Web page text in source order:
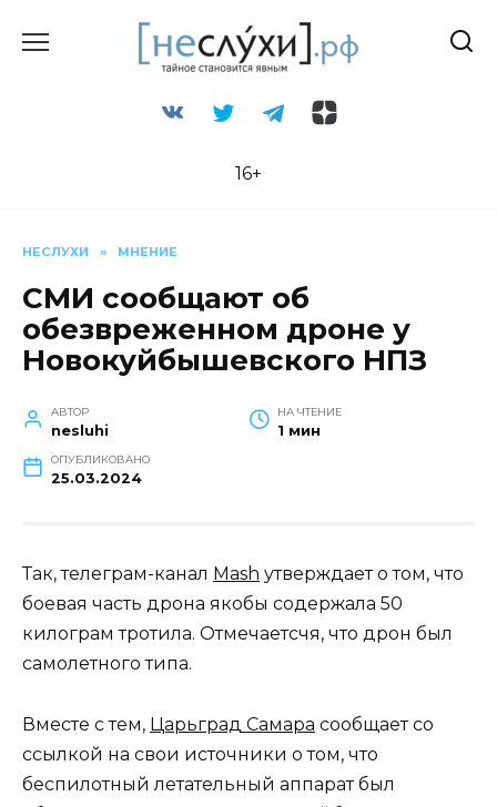
16+
НЕСЛУХИ » МНЕНИЕ
СМИ сообщают об
обезвреженном дроне у
Новокуйбышевского НПЗ
АВТОР
nesluhi
НА ЧТЕНИЕ
1 мин
ОПУБЛИКОВАНО
25.03.2024
Так, телеграм-канал Mash утверждает о том, что
боевая часть дрона якобы содержала 50
килограм тротила. Отмечаетсчя, что дрон был
самолетного типа.
Вместе с тем, Царьград Самара сообщает со
ссылкой на свои источники о том, что
беспилотный летательный аппарат был